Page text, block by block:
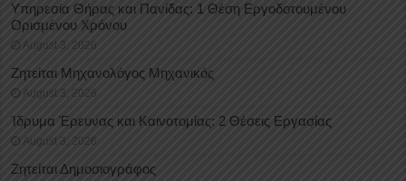
Υπηρεσία Θήρας και Πανίδας: 1 Θέση Eργοδοτουμένου
Oρισμένου Xρόνου
August 3, 2026
Ζητείται Μηχανολόγος Μηχανικός
August 3, 2026
Ίδρυμα Έρευνας και Καινοτομίας: 2 Θέσεις Εργασίας
August 3, 2026
Ζητείται Δημοσιογράφος